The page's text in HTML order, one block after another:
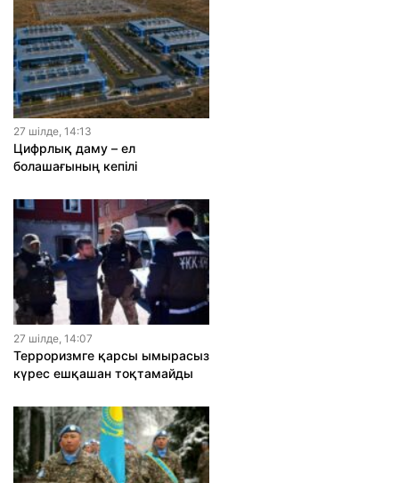
27 шiлде, 14:13
Цифрлық даму – ел
болашағының кепілі
27 шiлде, 14:07
Терроризмге қарсы ымырасыз
күрес ешқашан тоқтамайды